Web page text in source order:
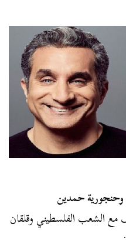
وحنجورية حمدين
الشعب الفلسطيني وقلقان